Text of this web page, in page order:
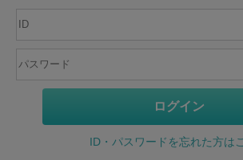
ID・パスワードを忘れた方は